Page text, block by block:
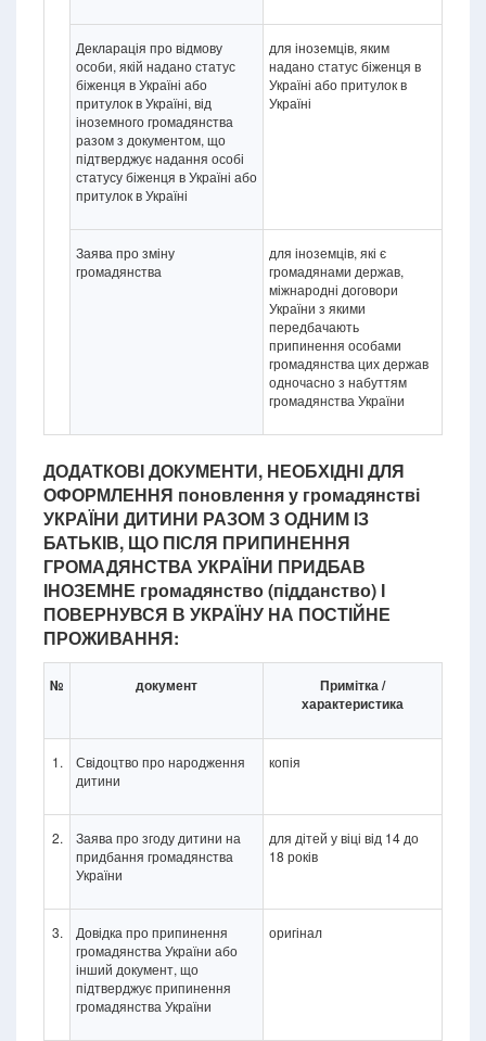
Декларація про відмову
особи, якій надано статус
біженця в Україні або
притулок в Україні, від
іноземного громадянства
разом з документом, що
підтверджує надання особі
статусу біженця в Україні або
притулок в Україні
для іноземців, яким
надано статус біженця в
Україні або притулок в
Україні
Заява про зміну
громадянства
для іноземців, які є
громадянами держав,
міжнародні договори
України з якими
передбачають
припинення особами
громадянства цих держав
одночасно з набуттям
громадянства України
ДОДАТКОВІ ДОКУМЕНТИ, НЕОБХІДНІ ДЛЯ
ОФОРМЛЕННЯ поновлення у громадянстві
УКРАЇНИ ДИТИНИ РАЗОМ З ОДНИМ ІЗ
БАТЬКІВ, ЩО ПІСЛЯ ПРИПИНЕННЯ
ГРОМАДЯНСТВА УКРАЇНИ ПРИДБАВ
ІНОЗЕМНЕ громадянство (підданство) І
ПОВЕРНУВСЯ В УКРАЇНУ НА ПОСТІЙНЕ
ПРОЖИВАННЯ:
№ документ
Примітка /
характеристика
1.
Свідоцтво про народження
дитини
копія
2.
Заява про згоду дитини на
придбання громадянства
України
для дітей у віці від 14 до
18 років
3.
Довідка про припинення
громадянства України або
інший документ, що
підтверджує припинення
громадянства України
оригінал